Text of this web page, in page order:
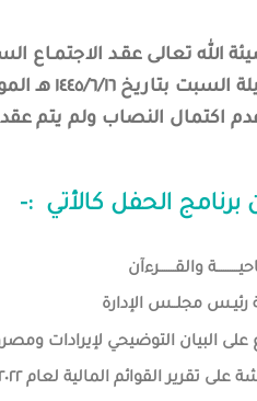
الله تعالى عقـد
٦/١٦ هـ الموافق 29/12/2023 م عند تمام الساعة
اكتمال النصاب ولم يتم
برنامج الحفل كالأتي :-
والقـــــــرءآن
رئيـس مجلــس الإدارة
على البيان التوضيحي لإيرادات
على تقرير القوائم المالية لعام ٢٠٢٢م.